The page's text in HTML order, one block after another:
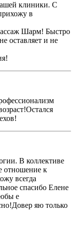
клиники. С
в
Шарм! Быстро
оставляет и не
В коллективе
отношение к
всегда
спасибо Елене
е
яю только